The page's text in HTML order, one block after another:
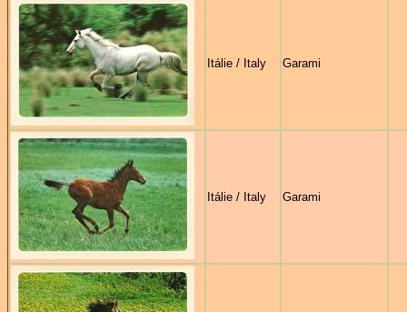
Itálie / Italy Garami
Itálie / Italy Garami